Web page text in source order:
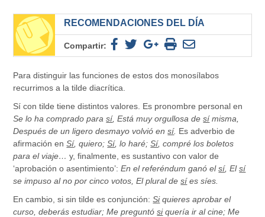
RECOMENDACIONES DEL DÍA
Compartir:
Para distinguir las funciones de estos dos monosílabos
recurrimos a la tilde diacrítica.
Sí con tilde tiene distintos valores. Es pronombre personal en
Se lo ha comprado parasí, Está muy orgullosa desímisma,
Después de un ligero desmayo volvió ensí. Es adverbio de
afirmación enSí, quiero;Sí, lo haré;Sí, compré los boletos
para el viaje… y, finalmente, es sustantivo con valor de
‘aprobación o asentimiento’:En el referéndum ganó elsí, Elsí
se impuso al no por cinco votos, El plural desíes síes.
En cambio, si sin tilde es conjunción:Siquieres aprobar el
curso, deberás estudiar; Me preguntósiquería ir al cine; Me